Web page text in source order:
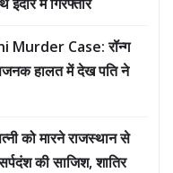
Case: रॉन्ग
हालत में देख पति ने
को मारने राजस्थान से
की साजिश, शातिर